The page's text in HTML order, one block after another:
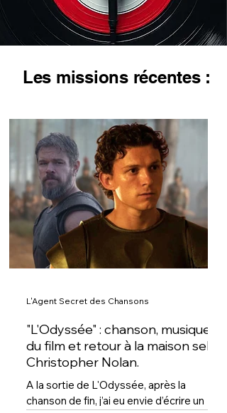
Les missions récentes :
"L'Odyssée" : chanson, musique
du film et retour à la maison selon
Christopher Nolan.
A la sortie de L'Odyssée, après la
chanson de fin, j’ai eu envie d’écrire un
L'Agent Secret des Chansons